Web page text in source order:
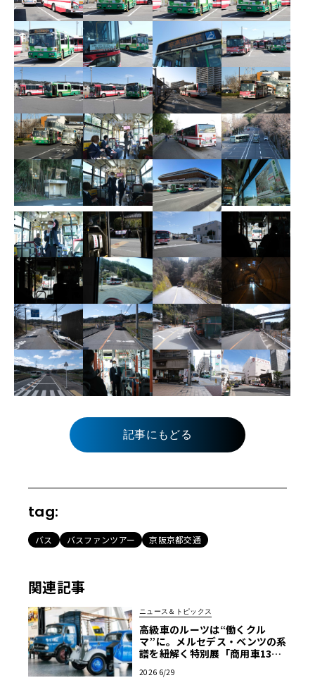
記事にもどる
tag:
バス バスファンツアー 京阪京都交通
関連記事
ニュース＆トピックス
高級車のルーツは“働くクル
マ”に。メルセデス・ベンツの系
譜を紐解く特別展「商用車130
2026 6/29